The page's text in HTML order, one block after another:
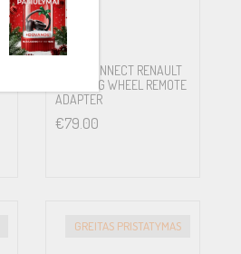
FOUR CONNECT RENAULT
STEERING WHEEL REMOTE
ADAPTER
€79.00
GREITAS PRISTATYMAS